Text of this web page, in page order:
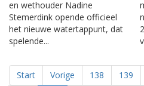
en wethouder Nadine
Stemerdink opende officieel
het nieuwe watertappunt, dat
spelende...
Start Vorige 138 139